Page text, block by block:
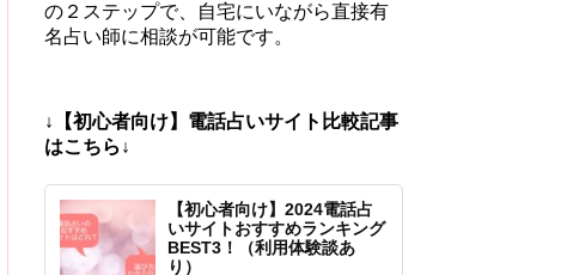
の２ステップで、自宅にいながら直接有
名占い師に相談が可能です。
↓【初心者向け】電話占いサイト比較記事
はこちら↓
【初心者向け】2024電話占
いサイトおすすめランキング
BEST3！（利用体験談あ
り）